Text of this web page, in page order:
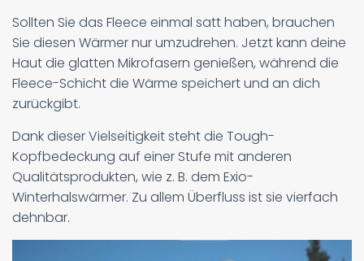
Sollten Sie das Fleece einmal satt haben, brauchen
Sie diesen Wärmer nur umzudrehen. Jetzt kann deine
Haut die glatten Mikrofasern genießen, während die
Fleece-Schicht die Wärme speichert und an dich
zurückgibt.
Dank dieser Vielseitigkeit steht die Tough-
Kopfbedeckung auf einer Stufe mit anderen
Qualitätsprodukten, wie z. B. dem Exio-
Winterhalswärmer. Zu allem Überfluss ist sie vierfach
dehnbar.